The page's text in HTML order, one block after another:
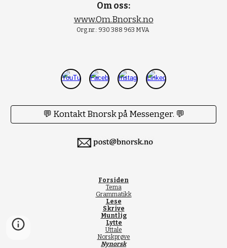
Om oss:
www.Om.Bnorsk.no
Org.nr.: 930 388 963 MVA
💬 Kontakt Bnorsk på Messenger. 💬
Forsiden
Tema
Grammatikk
Lese
Skrive
Muntlig
Lytte
Uttale
Norskprøve
Nynorsk